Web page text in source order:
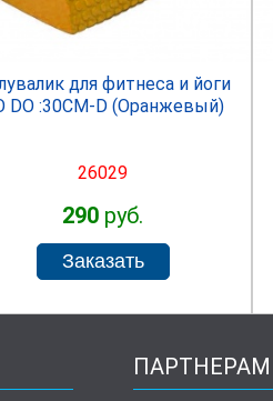
для фитнеса и йоги
DO :30СМ-D (Оранжевый)
26029
290 руб.
ПАРТНЕРАМ